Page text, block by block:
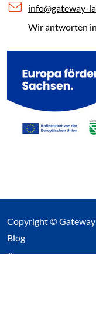
info@gateway-
Wir antworten
Copyright ©
Blog(Link öffnet einen
Über uns